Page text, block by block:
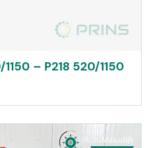
1150 – P218 520/1150